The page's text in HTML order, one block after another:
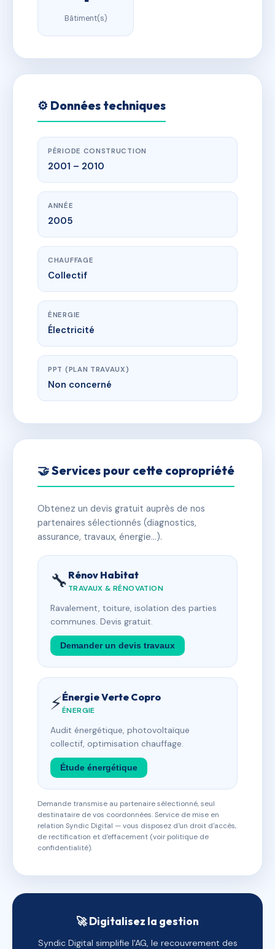
Bâtiment(s)
⚙️ Données techniques
PÉRIODE CONSTRUCTION
2001 – 2010
ANNÉE
2005
CHAUFFAGE
Collectif
ÉNERGIE
Électricité
PPT (PLAN TRAVAUX)
Non concerné
🤝 Services pour cette copropriété
Obtenez un devis gratuit auprès de nos
partenaires sélectionnés (diagnostics,
assurance, travaux, énergie…).
🔧 Rénov Habitat
TRAVAUX & RÉNOVATION
Ravalement, toiture, isolation des parties
communes. Devis gratuit.
Demander un devis travaux
⚡Énergie Verte Copro
ÉNERGIE
Audit énergétique, photovoltaïque
collectif, optimisation chauffage.
Étude énergétique
Demande transmise au partenaire sélectionné, seul
destinataire de vos coordonnées. Service de mise en
relation Syndic Digital — vous disposez d'un droit d'accès,
de rectification et d'effacement (voir politique de
confidentialité).
🚀 Digitalisez la gestion
Syndic Digital simplifie l'AG, le recouvrement des